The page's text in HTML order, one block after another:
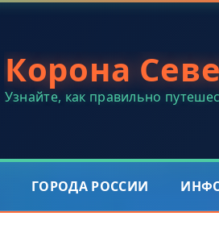
Корона
Узнайте, как правильно
ГОРОДА РОССИИ